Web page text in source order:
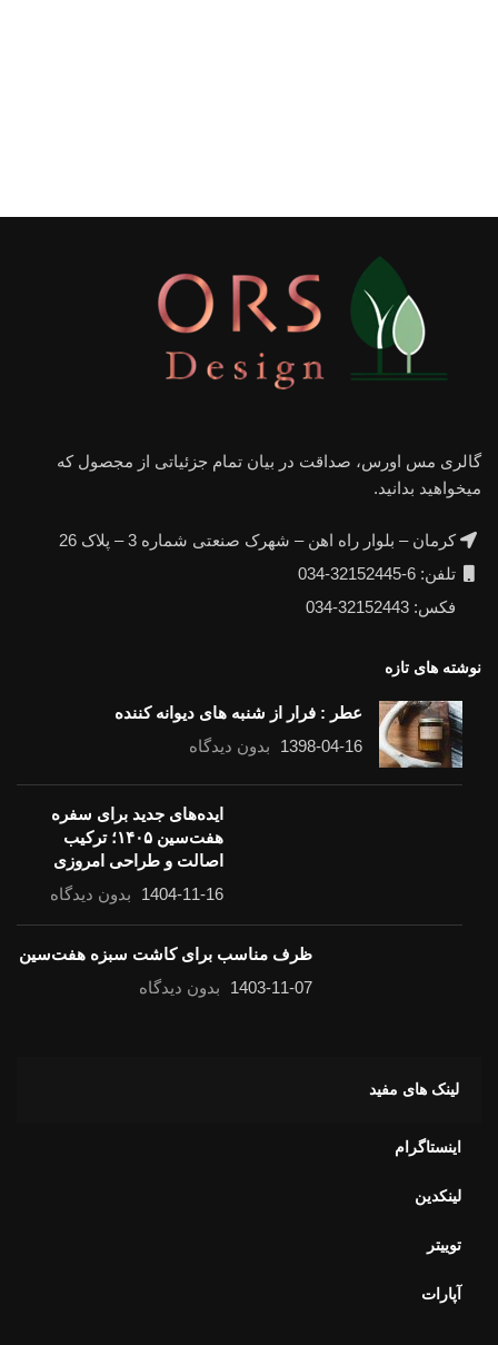
گالری مس اورس، صداقت در بیان تمام جزئیاتی از مجصول که
میخواهید بدانید.
کرمان – بلوار راه اهن – شهرک صنعتی شماره 3 – پلاک 26
تلفن: 6-32152445-034
فکس: 32152443-034
نوشته های تازه
عطر : فرار از شنبه های دیوانه کننده
1398-04-16
بدون دیدگاه
ایده‌های جدید برای سفره
هفت‌سین ۱۴۰۵؛ ترکیب
اصالت و طراحی امروزی
1404-11-16
بدون دیدگاه
ظرف مناسب برای کاشت سبزه هفت‌سین
1403-11-07
بدون دیدگاه
لینک های مفید
اینستاگرام
لینکدین
توییتر
آپارات